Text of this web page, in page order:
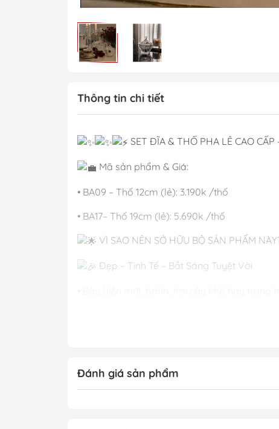
Thông tin chi tiết
SET ĐĨA & THỐ PHA LÊ CAO
Mã sản phẩm & Giá:
• BA09 – Thố 12cm (lẻ): 3.190k /thố
• BA17– Thố 19cm (lẻ): 5.690k /thố
VÌ SAO NÊN SỞ HỮU BỘ SẢN PHẨM
Đẹp – Tinh Tế – Bắt Sáng Tuyệt Vời
• Kết hợp hoàn hảo giữa thẩm mỹ và công
Đánh giá sản phẩm